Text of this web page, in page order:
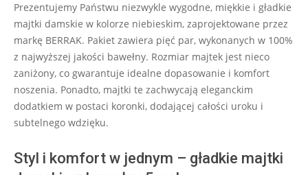
Prezentujemy Państwu niezwykle wygodne, miękkie i gładkie
majtki damskie w kolorze niebieskim, zaprojektowane przez
markę BERRAK. Pakiet zawiera pięć par, wykonanych w 100%
z najwyższej jakości bawełny. Rozmiar majtek jest nieco
zaniżony, co gwarantuje idealne dopasowanie i komfort
noszenia. Ponadto, majtki te zachwycają eleganckim
dodatkiem w postaci koronki, dodającej całości uroku i
subtelnego wdzięku.
Styl i komfort w jednym – gładkie majtki